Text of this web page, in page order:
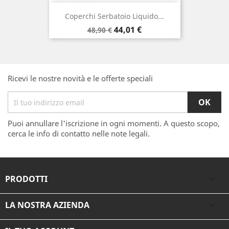
Coperchi Serbatoio Liquido...
Prezzo
base
48,90 € Prezzo
44,01 €
Ricevi le nostre novità e le offerte speciali
Puoi annullare l'iscrizione in ogni momenti. A questo scopo,
cerca le info di contatto nelle note legali.
PRODOTTI
LA NOSTRA AZIENDA